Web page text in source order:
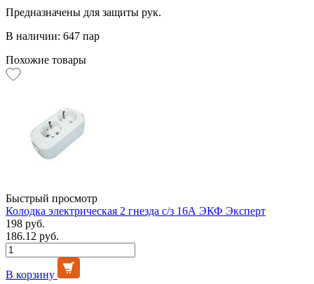
Предназначены для защиты рук.
В наличии: 647 пар
Похожие товары
Быстрый просмотр
Колодка электрическая 2 гнезда с/з 16А ЭКФ Эксперт
198 руб.
186.12 руб.
В корзину